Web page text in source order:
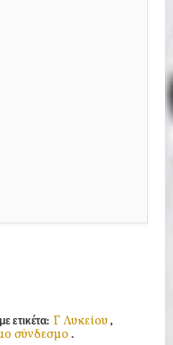
με ετικέτα: Γ Λυκείου ,
σύνδεσμο .